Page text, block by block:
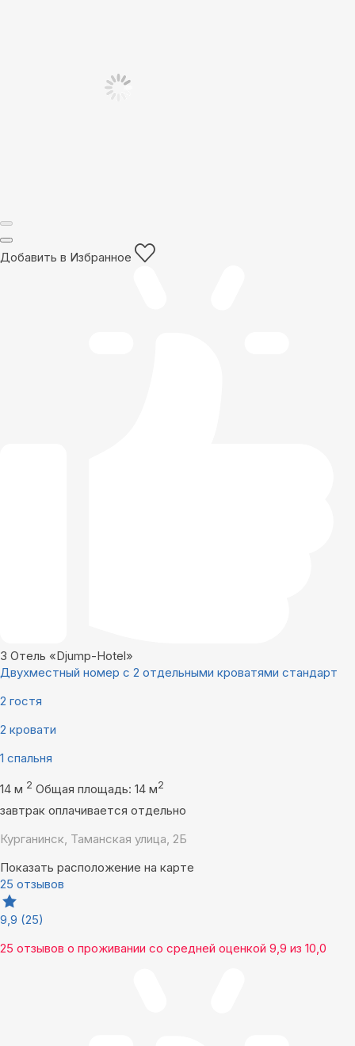
Добавить в Избранное
3 Отель «Djump-Hotel»
Двухместный номер с 2 отдельными кроватями стандарт
2 гостя
2 кровати
1 спальня
14 м 2 Общая площадь: 14 м2
завтрак оплачивается отдельно
Курганинск, Таманская улица, 2Б
Показать расположение на карте
25 отзывов
9,9 (25)
25 отзывов о проживании со средней оценкой 9,9 из 10,0